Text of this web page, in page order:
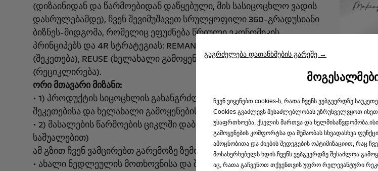
(დიზაინიდან და წარმოებიდან დაწყებული, მის სასიცოცხლო ვადის
დასრულებამდე), ჩვენ შევიმუშავეთ სრულყოფილი 360-გრადუსიანი
ბიზნეს-მიდგომა, რომელიც ეფუძნება წრიული ეკონომიკის
პრინციპებს და 4R სტრატეგიას: REMAN (რემანუფაქტურა), REPAIR
(შეკეთება), REUSE (ხელახალი გამოყენება), RECYCLE
(რეციკლირება).
ორი მთავარი მიზანი:
• 1) პროდუქტის სიცოცხლის გახანგრძლივება (რემანუფაქტურის,
შეკეთებისა და ხელახალი გამოყენების გზით)
• 2) მასალების წარმოების ციკლში დაბრუნება (რეციკლირების
საშუალებით)
ამ გზით ჩვენ ვამცირებთ გარემოზე ზემოქმედებას:
• ახალი ნედლეულის მოთხოვნისა და შეზღუდული ბუნებრივი
გაგრძელება დათანხმების გარეშე →
ჩვენ ვიყენებთ cookies-ს, რათა ჩვენს ვებგვერდზე
Cookies გვაძლევს შესაძლებლობას უზრუნველვყოთ
უსაფრთხოება, ქსელის მართვა და
გამოყენების კომფორტსა და მუშაობას სხვადასხვა
ამოცნობითა და ძიების შედეგების ოპტიმიზაციით, რაც
მოსახერხებელს ხდის.ჩვენს ვებგვერდზე შესაძლოა
იც, რათა გაჩვენოთ თქვენთვის უფრო რელევანტური